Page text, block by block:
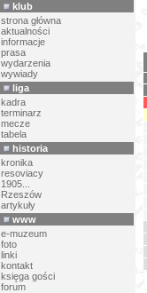
klub
strona główna
aktualności
informacje
prasa
wydarzenia
wywiady
liga
kadra
terminarz
mecze
tabela
historia
kronika
resoviacy
1905...
Rzeszów
artykuły
www
e-muzeum
foto
linki
kontakt
księga gości
forum